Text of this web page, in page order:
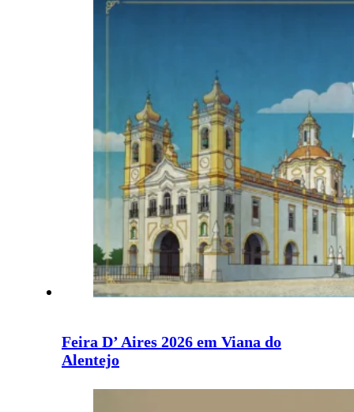
Feira D’ Aires 2026 em Viana do
Alentejo